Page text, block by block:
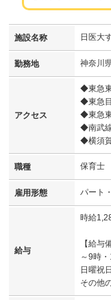
施設名称 日医大
勤務地 神奈川
アクセス
◆東急
◆東急
◆東急
◆南武
◆横須
職種 保育士
雇用形態 パート
給与
時給
【給与
～9時
日曜祝
その他